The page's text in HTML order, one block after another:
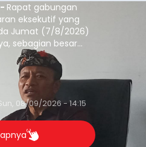
Rapat gabungan
eksekutif yang
Jumat (7/8/2026)
sebagian besar
dari pokok-pokok
pokir) dewan hasil
saat reses tak
08/09/2026 - 14:15